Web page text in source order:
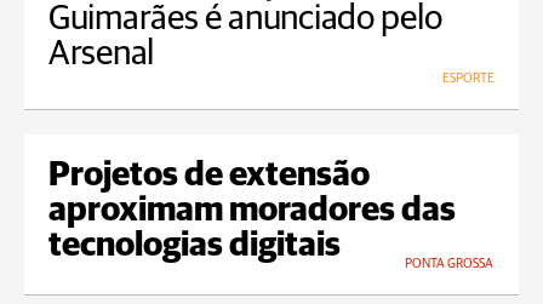
Guimarães é anunciado pelo
Arsenal
ESPORTE
Projetos de extensão
aproximam moradores das
tecnologias digitais
PONTA GROSSA